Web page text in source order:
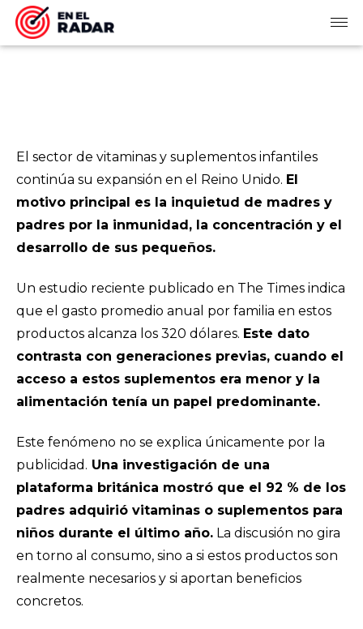
El sector de vitaminas y suplementos infantiles
continúa su expansión en el Reino Unido. El
motivo principal es la inquietud de madres y
padres por la inmunidad, la concentración y el
desarrollo de sus pequeños.
Un estudio reciente publicado en The Times indica
que el gasto promedio anual por familia en estos
productos alcanza los 320 dólares. Este dato
contrasta con generaciones previas, cuando el
acceso a estos suplementos era menor y la
alimentación tenía un papel predominante.
Este fenómeno no se explica únicamente por la
publicidad. Una investigación de una
plataforma británica mostró que el 92 % de los
padres adquirió vitaminas o suplementos para
niños durante el último año. La discusión no gira
en torno al consumo, sino a si estos productos son
realmente necesarios y si aportan beneficios
concretos.